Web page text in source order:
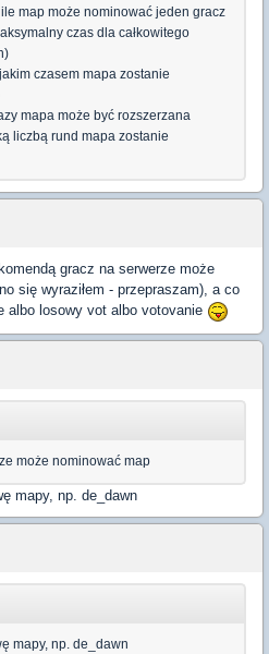
map może nominować jeden gracz
czas dla całkowitego
czasem mapa zostanie
mapa może być rozszerzana
liczbą rund mapa zostanie
gracz na serwerze może
się wyraziłem - przepraszam), a co
albo losowy vot albo votovanie
może nominować map
mapy, np. de_dawn
mapy, np. de_dawn